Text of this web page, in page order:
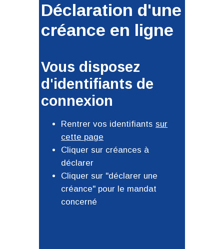
Déclaration d'une
créance en ligne
Vous disposez
d'identifiants de
connexion
Rentrer vos identifiants sur
cette page
Cliquer sur créances à
déclarer
Cliquer sur "déclarer une
créance" pour le mandat
concerné